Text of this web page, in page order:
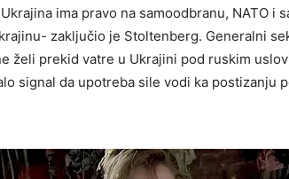
ima pravo na samoodbranu, NATO i
zaključio je Stoltenberg. Generalni
želi prekid vatre u Ukrajini pod ruskim
signal da upotreba sile vodi ka postizanju